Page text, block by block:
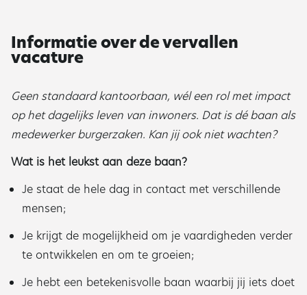
Informatie over de vervallen
vacature
Geen standaard kantoorbaan, wél een rol met impact
op het dagelijks leven van inwoners. Dat is dé baan als
medewerker burgerzaken. Kan jij ook niet wachten?
Wat is het leukst aan deze baan?
Je staat de hele dag in contact met verschillende
mensen;
Je krijgt de mogelijkheid om je vaardigheden verder
te ontwikkelen en om te groeien;
Je hebt een betekenisvolle baan waarbij jij iets doet